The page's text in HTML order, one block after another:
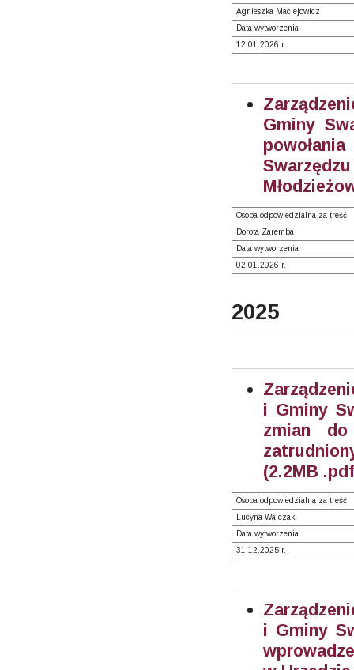
Agnieszka Maciejowicz
Data wytworzenia
12.01.2026 r.
Gminy
Osoba odpowiedzialna za treść
Dorota Zaremba
Data wytworzenia
02.01.2026 r.
2025
i Gminy
zmian do
(2.2MB
Osoba odpowiedzialna za treść
Lucyna Walczak
Data wytworzenia
31.12.2025 r.
i Gminy